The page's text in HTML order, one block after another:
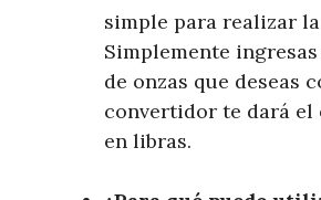
simple para realizar
Simplemente
de onzas que deseas
convertidor te dará el
en libras.